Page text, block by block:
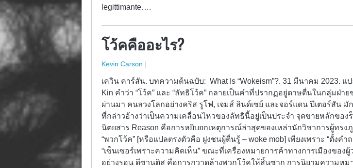
legittimante….
โว้คคืออะไร?
Kevin Carson |
เควิน คาร์สัน. บทความต้นฉบับ: What Is “Wokeism”?. 31 มีนาคม 2023. แ
Kin คำว่า “โว้ค” และ “ลัทธิโว้ค” กลายเป็นคำที่ปรากฏอยู่ดาษดื่นในกลุ่มฝ่าย
ผ่านมา คนลวงโลกอย่างคริส รูโฟ, เจมส์ ลินด์เซย์ และจอร์แดน ปีเตอร์สัน มั
ที่กล่าวอ้างว่าเป็นความเคลื่อนไหวของลัทธินี้อยู่เป็นประจำ จุดขายหลักของ
นิตยสาร Reason คือการหยิบยกเหตุการณ์ล่าสุดของเหล่านักวิชาการผู้ทรง
“พวกโว้ค” [หรือแปลตรงตัวคือ ฝูงชนผู้ตื่นรู้ – woke mob] เพียงเพราะ “ตั้งคำ
“เซ็นเซอร์เพราะความคิดเห็น” ขณะที่เครื่องหมายการค้าทางการเมืองของ
อย่างรอน ดีซานติส คือการกวาดล้างพวกโว้คให้สิ้นซาก การนิยามความหม